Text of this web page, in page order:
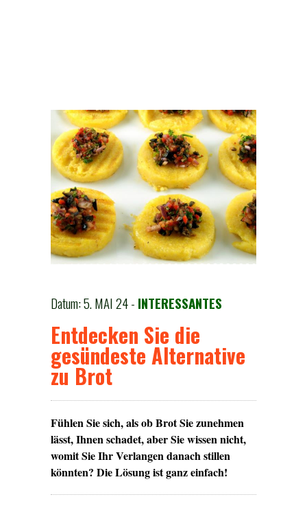
Datum: 5. MAI 24 - INTERESSANTES
Entdecken Sie die
gesündeste Alternative
zu Brot
Fühlen Sie sich, als ob Brot Sie zunehmen
lässt, Ihnen schadet, aber Sie wissen nicht,
womit Sie Ihr Verlangen danach stillen
könnten? Die Lösung ist ganz einfach!